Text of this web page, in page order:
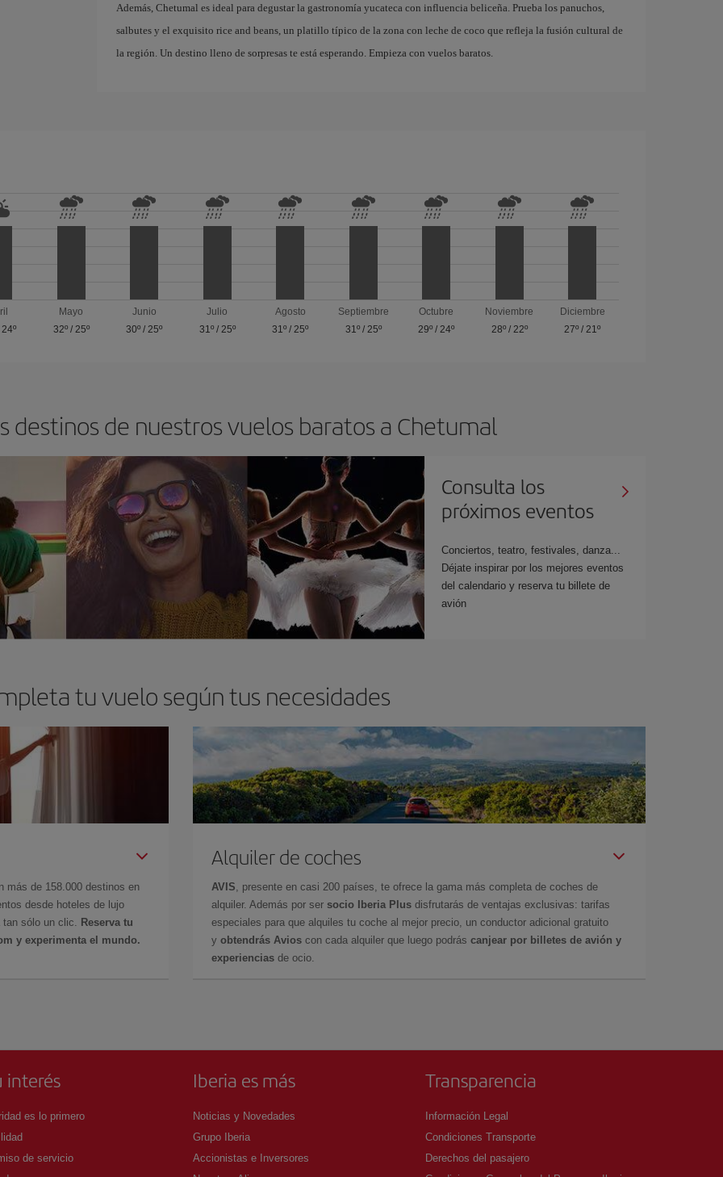
Además, Chetumal es ideal para degustar la gastronomía yucateca con influencia beliceña. Prueba los panuchos,
salbutes y el exquisito rice and beans, un platillo típico de la zona con leche de coco que refleja la fusión cultural de
la región. Un destino lleno de sorpresas te está esperando. Empieza con vuelos baratos.
24º
Mayo
32º/ 25º
Junio
30º / 25º
Julio
31º/ 25º
Agosto
31º / 25º
Septiembre
31º/ 25º
Octubre
29º / 24º
Noviembre
28º/ 22º
Diciembre
27º / 21º
destinos de nuestros vuelos baratos a Chetumal
Consulta los
próximos eventos
Conciertos, teatro, festivales, danza...
Déjate inspirar por los mejores eventos
del calendario y reserva tu billete de
avión
tu vuelo según tus necesidades
más de 158.000 destinos en
desde hoteles de lujo
sólo un clic.
Reserva tu
y experimenta el mundo.
Alquiler de coches
AVIS , presente en casi 200 países, te ofrece la gama más completa de coches de
alquiler. Además por ser socio Iberia Plus disfrutarás de ventajas exclusivas: tarifas
especiales para que alquiles tu coche al mejor precio, un conductor adicional gratuito
y obtendrás Avios con cada alquiler que luego podrás canjear por billetes de avión y
experiencias de ocio.
interés
es lo primero
de servicio
Iberia es más
Noticias y Novedades
Grupo Iberia
Accionistas e Inversores
Transparencia
Información Legal
Condiciones Transporte
Derechos del pasajero